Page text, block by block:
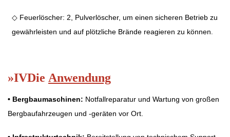
◇ Feuerlöscher: 2, Pulverlöscher, um einen sicheren Betrieb zu
gewährleisten und auf plötzliche Brände reagieren zu können.
»IVDie Anwendung
• Bergbaumaschinen: Notfallreparatur und Wartung von großen
Bergbaufahrzeugen und -geräten vor Ort.